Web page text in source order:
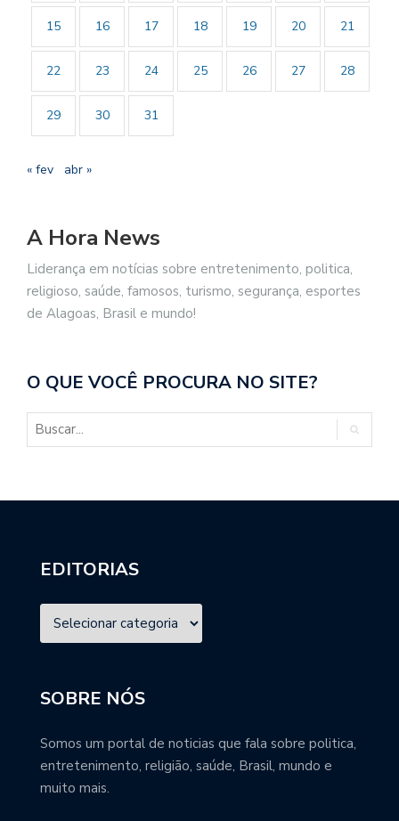
15 16 17 18 19 20 21
22 23 24 25 26 27 28
29 30 31
« fev abr »
A Hora News
Liderança em notícias sobre entretenimento, politica,
religioso, saúde, famosos, turismo, segurança, esportes
de Alagoas, Brasil e mundo!
O QUE VOCÊ PROCURA NO SITE?
EDITORIAS
SOBRE NÓS
Somos um portal de noticias que fala sobre politica,
entretenimento, religião, saúde, Brasil, mundo e
muito mais.